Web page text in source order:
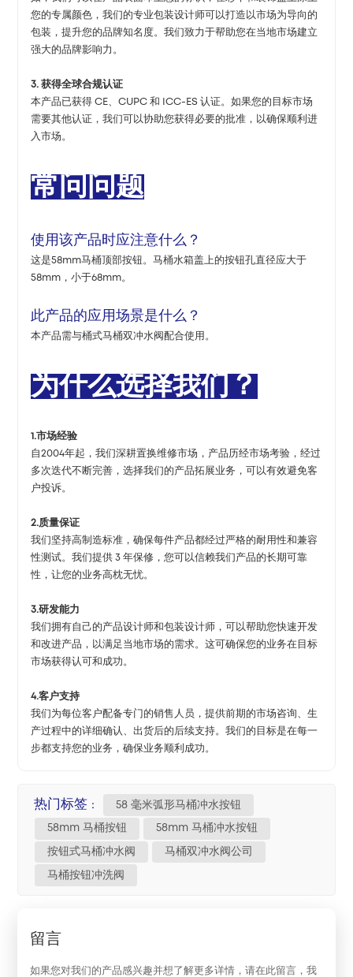
您的专属颜色，我们的专业包装设计师可以打造以市场为导向的
包装，提升您的品牌知名度。我们致力于帮助您在当地市场建立
强大的品牌影响力。
3. 获得全球合规认证
本产品已获得 CE、CUPC 和 ICC-ES 认证。如果您的目标市场
需要其他认证，我们可以协助您获得必要的批准，以确保顺利进
入市场。
常问问题
使用该产品时应注意什么？
这是58mm马桶顶部按钮。马桶水箱盖上的按钮孔直径应大于
58mm，小于68mm。
此产品的应用场景是什么？
本产品需与桶式马桶双冲水阀配合使用。
为什么选择我们？
1.市场经验
自2004年起，我们深耕置换维修市场，产品历经市场考验，经过
多次迭代不断完善，选择我们的产品拓展业务，可以有效避免客
户投诉。
2.质量保证
我们坚持高制造标准，确保每件产品都经过严格的耐用性和兼容
性测试。我们提供 3 年保修，您可以信赖我们产品的长期可靠
性，让您的业务高枕无忧。
3.研发能力
我们拥有自己的产品设计师和包装设计师，可以帮助您快速开发
和改进产品，以满足当地市场的需求。这可确保您的业务在目标
市场获得认可和成功。
4.客户支持
我们为每位客户配备专门的销售人员，提供前期的市场咨询、生
产过程中的详细确认、出货后的后续支持。我们的目标是在每一
步都支持您的业务，确保业务顺利成功。
热门标签 : 58 毫米弧形马桶冲水按钮
58mm 马桶按钮 58mm 马桶冲水按钮
按钮式马桶冲水阀 马桶双冲水阀公司
马桶按钮冲洗阀
留言
如果您对我们的产品感兴趣并想了解更多详情，请在此留言，我